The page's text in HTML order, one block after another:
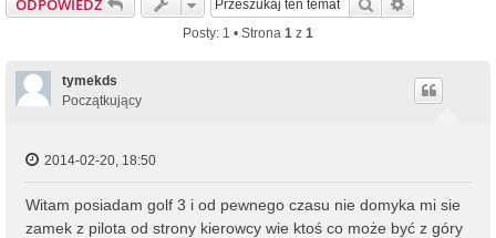
ODPOWIEDZ
Posty: 1 • Strona 1 z 1
tymekds
Początkujący
2014-02-20, 18:50
Witam posiadam golf 3 i od pewnego czasu nie domyka mi sie
zamek z pilota od strony kierowcy wie ktoś co może być z góry